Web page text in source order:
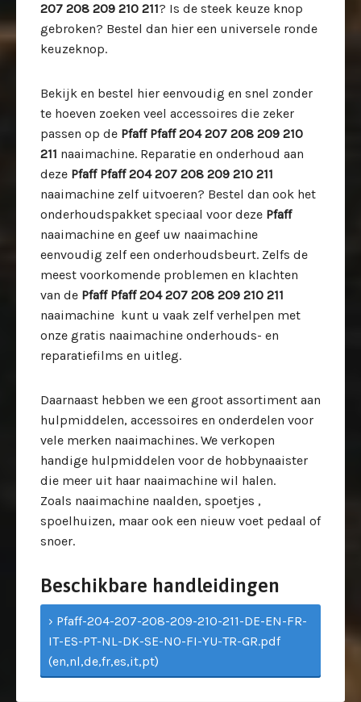
207 208 209 210 211? Is de steek keuze knop
gebroken? Bestel dan hier een universele ronde
keuzeknop.
Bekijk en bestel hier eenvoudig en snel zonder
te hoeven zoeken veel accessoires die zeker
passen op de Pfaff Pfaff 204 207 208 209 210
211 naaimachine. Reparatie en onderhoud aan
deze Pfaff Pfaff 204 207 208 209 210 211
naaimachine zelf uitvoeren? Bestel dan ook het
onderhoudspakket speciaal voor deze Pfaff
naaimachine en geef uw naaimachine
eenvoudig zelf een onderhoudsbeurt. Zelfs de
meest voorkomende problemen en klachten
van de Pfaff Pfaff 204 207 208 209 210 211
naaimachine kunt u vaak zelf verhelpen met
onze gratis naaimachine onderhouds- en
reparatiefilms en uitleg.
Daarnaast hebben we een groot assortiment aan
hulpmiddelen, accessoires en onderdelen voor
vele merken naaimachines. We verkopen
handige hulpmiddelen voor de hobbynaaister
die meer uit haar naaimachine wil halen.
Zoals naaimachine naalden, spoetjes ,
spoelhuizen, maar ook een nieuw voet pedaal of
snoer.
Beschikbare handleidingen
› Pfaff-204-207-208-209-210-211-DE-EN-FR-
IT-ES-PT-NL-DK-SE-NO-FI-YU-TR-GR.pdf
(en,nl,de,fr,es,it,pt)